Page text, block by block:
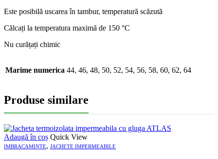
Este posibilă uscarea în tambur, temperatură scăzută
Călcați la temperatura maximă de 150 °C
Nu curățați chimic
Marime numerica 44, 46, 48, 50, 52, 54, 56, 58, 60, 62, 64
Produse similare
Adaugă în coș Quick View
IMBRACAMINTE, JACHETE IMPERMEABILE